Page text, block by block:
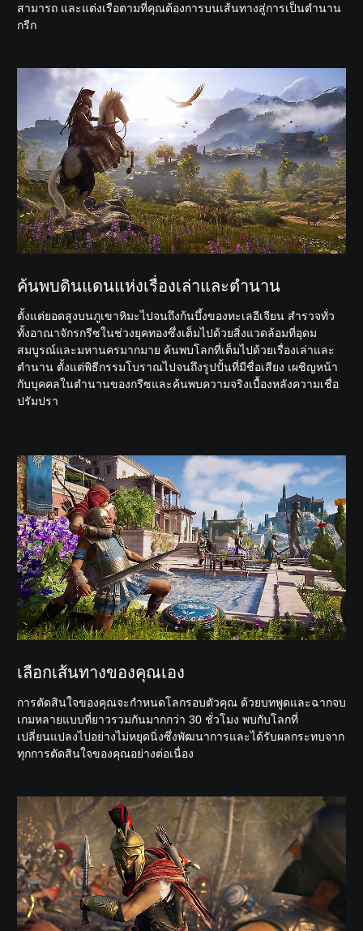
สามารถ และแต่งเรือตามที่คุณต้องการบนเส้นทางสู่การเป็นตำนาน
กรีก
ค้นพบดินแดนแห่งเรื่องเล่าและตำนาน
ตั้งแต่ยอดสูงบนภูเขาหิมะไปจนถึงก้นบึ้งของทะเลอีเจียน สำรวจทั่ว
ทั้งอาณาจักรกรีซในช่วงยุคทองซึ่งเต็มไปด้วยสิ่งแวดล้อมที่อุดม
สมบูรณ์และมหานครมากมาย ค้นพบโลกที่เต็มไปด้วยเรื่องเล่าและ
ตำนาน ตั้งแต่พิธีกรรมโบราณไปจนถึงรูปปั้นที่มีชื่อเสียง เผชิญหน้า
กับบุคคลในตำนานของกรีซและค้นพบความจริงเบื้องหลังความเชื่อ
ปรัมปรา
เลือกเส้นทางของคุณเอง
การตัดสินใจของคุณจะกำหนดโลกรอบตัวคุณ ด้วยบทพูดและฉากจบ
เกมหลายแบบที่ยาวรวมกันมากกว่า 30 ชั่วโมง พบกับโลกที่
เปลี่ยนแปลงไปอย่างไม่หยุดนิ่งซึ่งพัฒนาการและได้รับผลกระทบจาก
ทุกการตัดสินใจของคุณอย่างต่อเนื่อง